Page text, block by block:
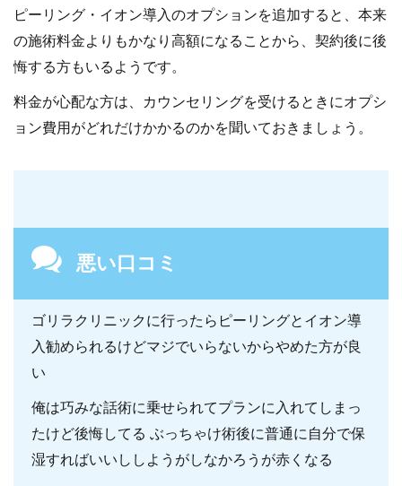
ピーリング・イオン導入のオプションを追加すると、本来
の施術料金よりもかなり高額になることから、契約後に後
悔する方もいるようです。
料金が心配な方は、カウンセリングを受けるときにオプシ
ョン費用がどれだけかかるのかを聞いておきましょう。
悪い口コミ
ゴリラクリニックに行ったらピーリングとイオン導
入勧められるけどマジでいらないからやめた方が良
い
俺は巧みな話術に乗せられてプランに入れてしまっ
たけど後悔してる ぶっちゃけ術後に普通に自分で保
湿すればいいししようがしなかろうが赤くなる